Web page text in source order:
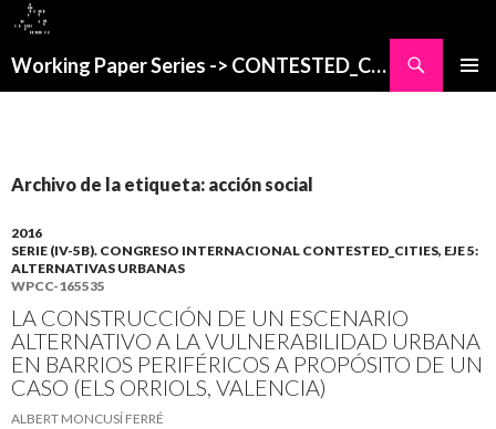
Working Paper Series -> CONTESTED_CITIES
Archivo de la etiqueta: acción social
2016
SERIE (IV-5B). CONGRESO INTERNACIONAL CONTESTED_CITIES, EJE 5:
ALTERNATIVAS URBANAS
WPCC-165535
LA CONSTRUCCIÓN DE UN ESCENARIO
ALTERNATIVO A LA VULNERABILIDAD URBANA
EN BARRIOS PERIFÉRICOS A PROPÓSITO DE UN
CASO (ELS ORRIOLS, VALENCIA)
ALBERT MONCUSÍ FERRÉ